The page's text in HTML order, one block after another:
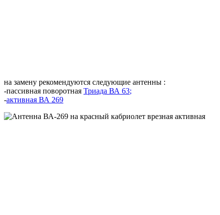
на замену рекомендуются следующие антенны :
-пассивная поворотная Триада ВА 63;
-активная ВА 269